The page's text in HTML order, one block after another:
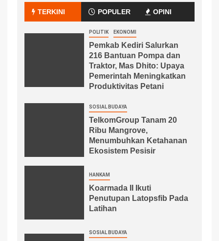
TERKINI POPULER OPINI
POLITIK EKONOMI
Pemkab Kediri Salurkan
216 Bantuan Pompa dan
Traktor, Mas Dhito: Upaya
Pemerintah Meningkatkan
Produktivitas Petani
SOSIAL BUDAYA
TelkomGroup Tanam 20
Ribu Mangrove,
Menumbuhkan Ketahanan
Ekosistem Pesisir
HANKAM
Koarmada II Ikuti
Penutupan Latopsfib Pada
Latihan
SOSIAL BUDAYA